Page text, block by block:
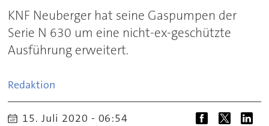
KNF Neuberger hat seine Gaspumpen der
Serie N 630 um eine nicht-ex-geschützte
Ausführung erweitert.
Redaktion
15. Juli 2020 - 06:54